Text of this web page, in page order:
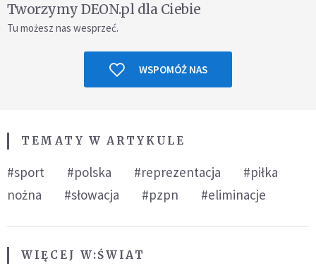
Tworzymy DEON.pl dla Ciebie
Tu możesz nas wesprzeć.
WSPOMÓŻ NAS
TEMATY W ARTYKULE
#sport #polska #reprezentacja
#piłka
nożna
#słowacja #pzpn #eliminacje
WIĘCEJ W:ŚWIAT